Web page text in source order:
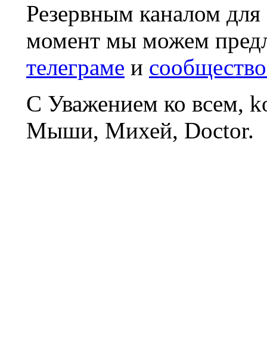
Резервным каналом
момент мы можем
телеграме и
С Уважением ко всем,
Мыши, Михей, Doctor.